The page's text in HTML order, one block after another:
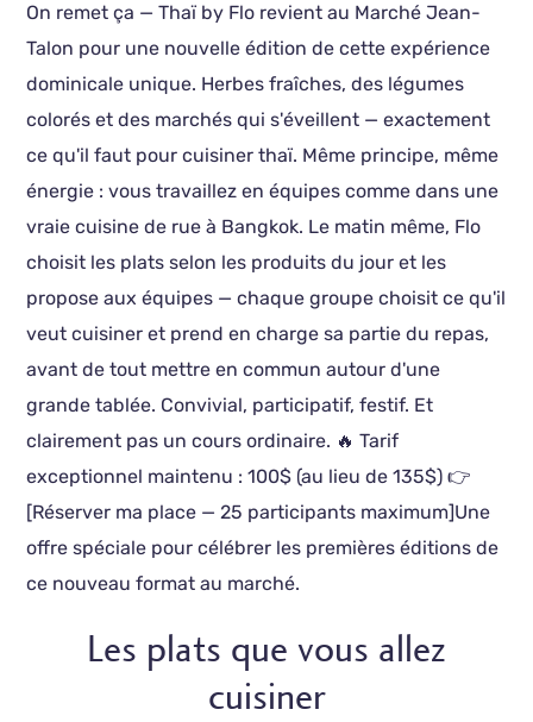
On remet ça — Thaï by Flo revient au Marché Jean-
Talon pour une nouvelle édition de cette expérience
dominicale unique. Herbes fraîches, des légumes
colorés et des marchés qui s'éveillent — exactement
ce qu'il faut pour cuisiner thaï. Même principe, même
énergie : vous travaillez en équipes comme dans une
vraie cuisine de rue à Bangkok. Le matin même, Flo
choisit les plats selon les produits du jour et les
propose aux équipes — chaque groupe choisit ce qu'il
veut cuisiner et prend en charge sa partie du repas,
avant de tout mettre en commun autour d'une
grande tablée. Convivial, participatif, festif. Et
clairement pas un cours ordinaire. 🔥 Tarif
exceptionnel maintenu : 100$ (au lieu de 135$) 👉
[Réserver ma place — 25 participants maximum]Une
offre spéciale pour célébrer les premières éditions de
ce nouveau format au marché.
Les plats que vous allez
cuisiner